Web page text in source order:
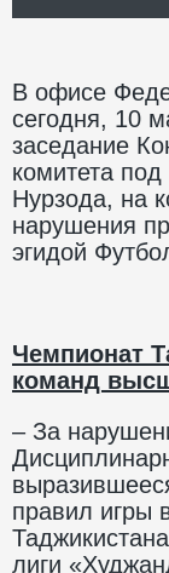
В офисе
сегодня, 10
заседание
комитета
Нурзода, на
нарушения
эгидой
Чемпионат
команд
– За
правил игры
лиги